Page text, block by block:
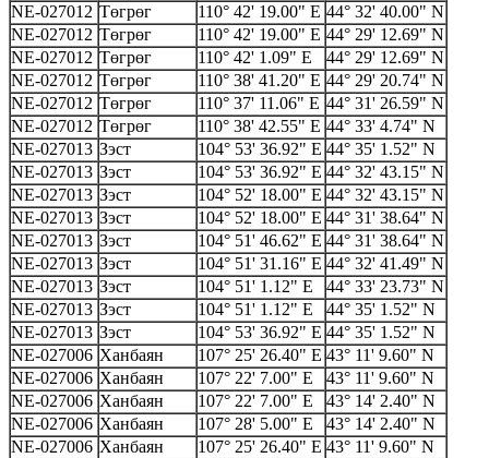
NE-027012 Төгрөг 110° 42' 19.00" E 44° 32' 40.00" N
NE-027012 Төгрөг 110° 42' 19.00" E 44° 29' 12.69" N
NE-027012 Төгрөг 110° 42' 1.09" E
44° 29' 12.69" N
NE-027012 Төгрөг 110° 38' 41.20" E 44° 29' 20.74" N
NE-027012 Төгрөг 110° 37' 11.06" E 44° 31' 26.59" N
NE-027012 Төгрөг 110° 38' 42.55" E 44° 33' 4.74" N
NE-027013 Зэст 104° 53' 36.92" E 44° 35' 1.52" N
NE-027013 Зэст 104° 53' 36.92" E 44° 32' 43.15" N
NE-027013 Зэст 104° 52' 18.00" E 44° 32' 43.15" N
NE-027013 Зэст 104° 52' 18.00" E 44° 31' 38.64" N
NE-027013 Зэст 104° 51' 46.62" E 44° 31' 38.64" N
NE-027013 Зэст 104° 51' 31.16" E 44° 32' 41.49" N
NE-027013 Зэст 104° 51' 1.12" E
44° 33' 23.73" N
NE-027013 Зэст 104° 51' 1.12" E
44° 35' 1.52" N
NE-027013 Зэст 104° 53' 36.92" E 44° 35' 1.52" N
NE-027006 Ханбаян 107° 25' 26.40" E 43° 11' 9.60" N
NE-027006 Ханбаян 107° 22' 7.00" E
43° 11' 9.60" N
NE-027006 Ханбаян 107° 22' 7.00" E
43° 14' 2.40" N
NE-027006 Ханбаян 107° 28' 5.00" E
43° 14' 2.40" N
NE-027006 Ханбаян 107° 25' 26.40" E 43° 11' 9.60" N